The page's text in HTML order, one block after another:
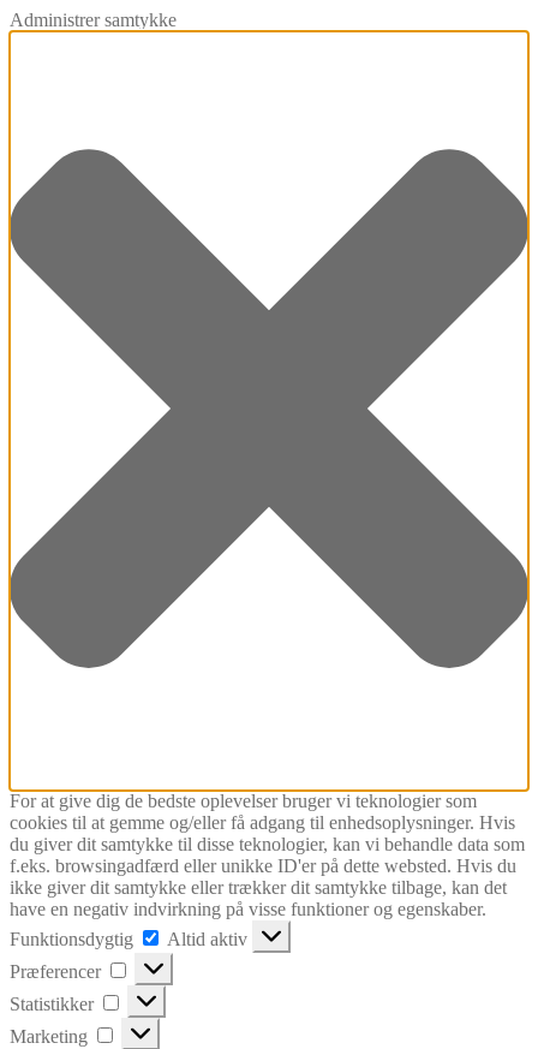
Administrer samtykke
For at give dig de bedste oplevelser bruger vi teknologier som
cookies til at gemme og/eller få adgang til enhedsoplysninger. Hvis
du giver dit samtykke til disse teknologier, kan vi behandle data som
f.eks. browsingadfærd eller unikke ID'er på dette websted. Hvis du
ikke giver dit samtykke eller trækker dit samtykke tilbage, kan det
have en negativ indvirkning på visse funktioner og egenskaber.
Funktionsdygtig
Funktionsdygtig
Altid aktiv
Præferencer
Præferencer
Statistikker Statistikker
Marketing Marketing